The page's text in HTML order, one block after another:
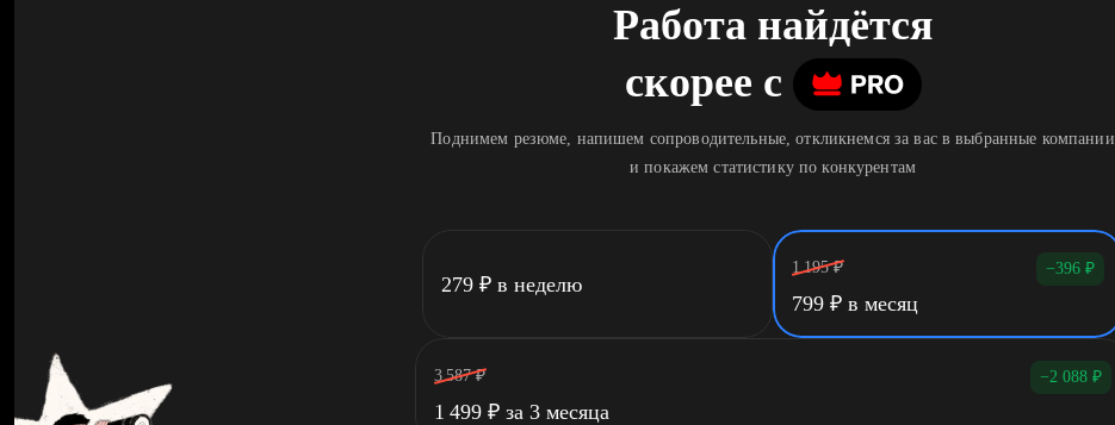
Работа найдётся
скорее c
Поднимем резюме, напишем сопроводительные, откликнемся за вас в выбранные компании
и покажем статистику по конкурентам
279 ₽ в неделю
1 195 ₽ −396 ₽
799 ₽ в месяц
3 587 ₽ −2 088 ₽
1 499 ₽ за 3 месяца